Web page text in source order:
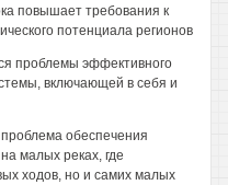
повышает требования к
потенциала регионов
проблемы эффективного
включающей в себя и
обеспечения
малых реках, где
ходов, но и самих малых